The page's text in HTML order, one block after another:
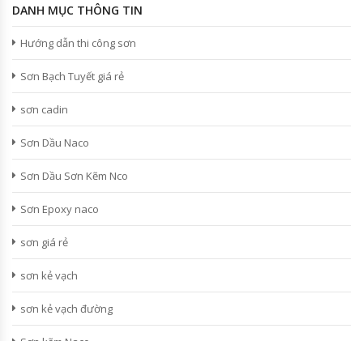
DANH MỤC THÔNG TIN
Hướng dẫn thi công sơn
Sơn Bạch Tuyết giá rẻ
sơn cadin
Sơn Dầu Naco
Sơn Dầu Sơn Kẽm Nco
Sơn Epoxy naco
sơn giá rẻ
sơn kẻ vạch
sơn kẻ vạch đường